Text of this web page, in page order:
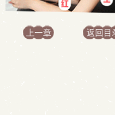
上一章 返回目